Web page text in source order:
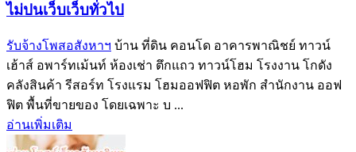
ไม่ปนเว็บเว็บทั่วไป
รับจ้างโพสอสังหาฯ บ้าน ที่ดิน คอนโด อาคารพาณิชย์ ทาวน์
เฮ้าส์ อพาร์ทเม้นท์ ห้องเช่า ตึกแถว ทาวน์โฮม โรงงาน โกดัง
คลังสินค้า รีสอร์ท โรงแรม โฮมออฟฟิต หอพัก สำนักงาน ออฟ
ฟิต พื้นที่ขายของ โดยเฉพาะ บ ...
อ่านเพิ่มเติม